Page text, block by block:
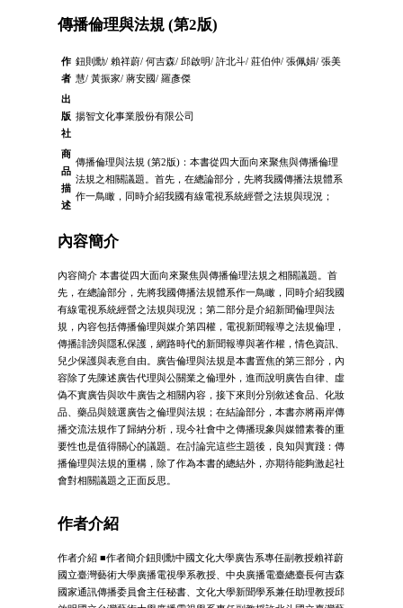
傳播倫理與法規 (第2版)
作
者
鈕則勳/ 賴祥蔚/ 何吉森/ 邱啟明/ 許北斗/ 莊伯仲/ 張佩娟/ 張美
慧/ 黃振家/ 蔣安國/ 羅彥傑
出
版
社
揚智文化事業股份有限公司
商
品
描
述
傳播倫理與法規 (第2版)：本書從四大面向來聚焦與傳播倫理
法規之相關議題。首先，在總論部分，先將我國傳播法規體系
作一鳥瞰，同時介紹我國有線電視系統經營之法規與現況；
內容簡介
內容簡介 本書從四大面向來聚焦與傳播倫理法規之相關議題。首
先，在總論部分，先將我國傳播法規體系作一鳥瞰，同時介紹我國
有線電視系統經營之法規與現況；第二部分是介紹新聞倫理與法
規，內容包括傳播倫理與媒介第四權，電視新聞報導之法規倫理，
傳播誹謗與隱私保護，網路時代的新聞報導與著作權，情色資訊、
兒少保護與表意自由。廣告倫理與法規是本書置焦的第三部分，內
容除了先陳述廣告代理與公關業之倫理外，進而說明廣告自律、虛
偽不實廣告與吹牛廣告之相關內容，接下來則分別敘述食品、化妝
品、藥品與競選廣告之倫理與法規；在結論部分，本書亦將兩岸傳
播交流法規作了歸納分析，現今社會中之傳播現象與媒體素養的重
要性也是值得關心的議題。在討論完這些主題後，良知與實踐：傳
播倫理與法規的重構，除了作為本書的總結外，亦期待能夠激起社
會對相關議題之正面反思。
作者介紹
作者介紹 ■作者簡介鈕則勳中國文化大學廣告系專任副教授賴祥蔚
國立臺灣藝術大學廣播電視學系教授、中央廣播電臺總臺長何吉森
國家通訊傳播委員會主任秘書、文化大學新聞學系兼任助理教授邱